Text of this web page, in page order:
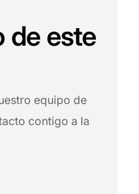
de este
equipo de
contigo a la